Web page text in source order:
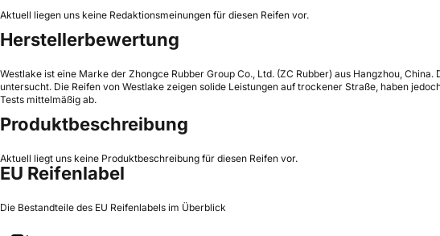
Aktuell liegen uns keine Redaktionsmeinungen für diesen Reifen vor.
Herstellerbewertung
Westlake ist eine Marke der Zhongce Rubber Group Co., Ltd. (ZC Rubber) aus Hangzhou,
untersucht. Die Reifen von Westlake zeigen solide Leistungen auf trockener Straße, haben
Tests mittelmäßig ab.
Produktbeschreibung
Aktuell liegt uns keine Produktbeschreibung für diesen Reifen vor.
EU Reifenlabel
Die Bestandteile des EU Reifenlabels im Überblick